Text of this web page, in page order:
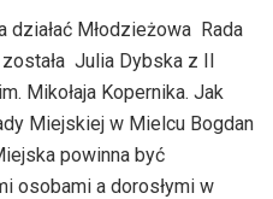
działać Młodzieżowa Rada
Julia Dybska z II
Mikołaja Kopernika. Jak
Miejskiej w Mielcu Bogdan
powinna być
osobami a dorosłymi w